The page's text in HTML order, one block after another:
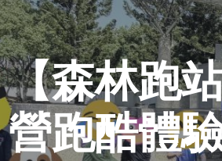
【森林跑
營跑酷體